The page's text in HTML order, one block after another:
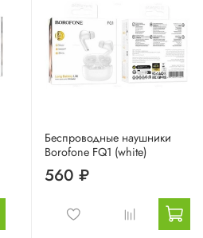
Беспроводные наушники
Borofone FQ1 (white)
560 ₽